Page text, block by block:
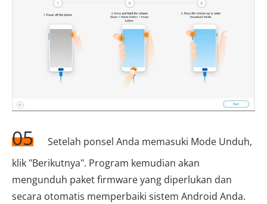
05
Setelah ponsel Anda memasuki Mode Unduh,
klik "Berikutnya". Program kemudian akan
mengunduh paket firmware yang diperlukan dan
secara otomatis memperbaiki sistem Android Anda.